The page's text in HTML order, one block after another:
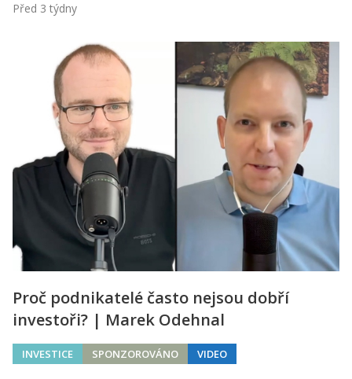
Před 3 týdny
Proč podnikatelé často nejsou dobří
investoři? | Marek Odehnal
INVESTICE SPONZOROVÁNO VIDEO